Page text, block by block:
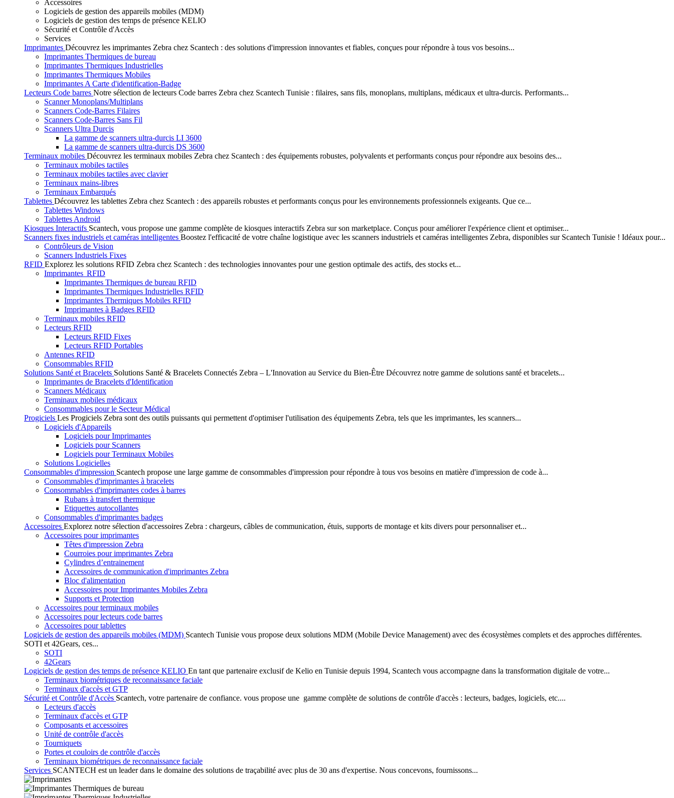
Accessoires
Logiciels de gestion des appareils mobiles (MDM)
Logiciels de gestion des temps de présence KELIO
Sécurité et Contrôle d'Accès
Services
Imprimantes Découvrez les imprimantes Zebra chez Scantech : des solutions d'impression innovantes et fiables, conçues pour répondre à tous vos besoins...
Imprimantes Thermiques de bureau
Imprimantes Thermiques Industrielles
Imprimantes Thermiques Mobiles
Imprimantes A Carte d'identification-Badge
Lecteurs Code barres Notre sélection de lecteurs Code barres Zebra chez Scantech Tunisie : filaires, sans fils, monoplans, multiplans, médicaux et ultra-durcis. Performants...
Scanner Monoplans/Multiplans
Scanners Code-Barres Filaires
Scanners Code-Barres Sans Fil
Scanners Ultra Durcis
La gamme de scanners ultra-durcis LI 3600
La gamme de scanners ultra-durcis DS 3600
Terminaux mobiles Découvrez les terminaux mobiles Zebra chez Scantech : des équipements robustes, polyvalents et performants conçus pour répondre aux besoins des...
Terminaux mobiles tactiles
Terminaux mobiles tactiles avec clavier
Terminaux mains-libres
Terminaux Embarqués
Tablettes Découvrez les tablettes Zebra chez Scantech : des appareils robustes et performants conçus pour les environnements professionnels exigeants. Que ce...
Tablettes Windows
Tablettes Android
Kiosques Interactifs Scantech, vous propose une gamme complète de kiosques interactifs Zebra sur son marketplace. Conçus pour améliorer l'expérience client et optimiser...
Scanners fixes industriels et caméras intelligentes Boostez l'efficacité de votre chaîne logistique avec les scanners industriels et caméras intelligentes Zebra, disponibles sur Scantech Tunisie ! Idéaux pour...
Contrôleurs de Vision
Scanners Industriels Fixes
RFID Explorez les solutions RFID Zebra chez Scantech : des technologies innovantes pour une gestion optimale des actifs, des stocks et...
Imprimantes RFID
Imprimantes Thermiques de bureau RFID
Imprimantes Thermiques Industrielles RFID
Imprimantes Thermiques Mobiles RFID
Imprimantes à Badges RFID
Terminaux mobiles RFID
Lecteurs RFID
Lecteurs RFID Fixes
Lecteurs RFID Portables
Antennes RFID
Consommables RFID
Solutions Santé et Bracelets Solutions Santé & Bracelets Connectés Zebra – L'Innovation au Service du Bien-Être Découvrez notre gamme de solutions santé et bracelets...
Imprimantes de Bracelets d'Identification
Scanners Médicaux
Terminaux mobiles médicaux
Consommables pour le Secteur Médical
Progiciels Les Progiciels Zebra sont des outils puissants qui permettent d'optimiser l'utilisation des équipements Zebra, tels que les imprimantes, les scanners...
Logiciels d'Appareils
Logiciels pour Imprimantes
Logiciels pour Scanners
Logiciels pour Terminaux Mobiles
Solutions Logicielles
Consommables d'impression Scantech propose une large gamme de consommables d'impression pour répondre à tous vos besoins en matière d'impression de code à...
Consommables d'imprimantes à bracelets
Consommables d'imprimantes codes à barres
Rubans à transfert thermique
Etiquettes autocollantes
Consommables d'imprimantes badges
Accessoires Explorez notre sélection d'accessoires Zebra : chargeurs, câbles de communication, étuis, supports de montage et kits divers pour personnaliser et...
Accessoires pour imprimantes
Têtes d'impression Zebra
Courroies pour imprimantes Zebra
Cylindres d’entrainement
Accessoires de communication d'imprimantes Zebra
Bloc d'alimentation
Accessoires pour Imprimantes Mobiles Zebra
Supports et Protection
Accessoires pour terminaux mobiles
Accessoires pour lecteurs code barres
Accessoires pour tablettes
Logiciels de gestion des appareils mobiles (MDM) Scantech Tunisie vous propose deux solutions MDM (Mobile Device Management) avec des écosystèmes complets et des approches différentes.
SOTI et 42Gears, ces...
SOTI
42Gears
Logiciels de gestion des temps de présence KELIO En tant que partenaire exclusif de Kelio en Tunisie depuis 1994, Scantech vous accompagne dans la transformation digitale de votre...
Terminaux biométriques de reconnaissance faciale
Terminaux d'accès et GTP
Sécurité et Contrôle d'Accès Scantech, votre partenaire de confiance. vous propose une gamme complète de solutions de contrôle d'accès : lecteurs, badges, logiciels, etc....
Lecteurs d'accès
Terminaux d'accès et GTP
Composants et accessoires
Unité de contrôle d'accès
Tourniquets
Portes et couloirs de contrôle d'accès
Terminaux biométriques de reconnaissance faciale
Services SCANTECH est un leader dans le domaine des solutions de traçabilité avec plus de 30 ans d'expertise. Nous concevons, fournissons...